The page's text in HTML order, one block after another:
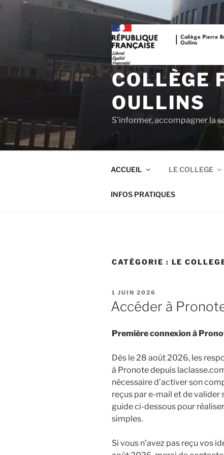
COLLÈGE
OULLINS
S'informer, accompagner la
ACCUEIL LE COLLEGE
INFOS PRATIQUES
CATÉGORIE : LE
PUBLIÉ
LE
1 JUIN 2026
Accéder à
Première connexion à
Dès le 28 août 2026, les
à Pronote depuis
nécessaire d’activer son
reçus par e-mail et de valider
guide ci-dessous pour
simples.
Si vous n’avez pas reçu vos